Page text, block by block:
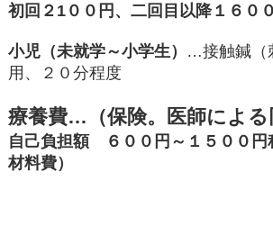
初回２1００円、二回目以降１６０
小児（未就学～小学生）
…接触鍼（
用、２０分程度
療養費…（保険。医師による
自己負担額 ６００円～１５００円
材料費）